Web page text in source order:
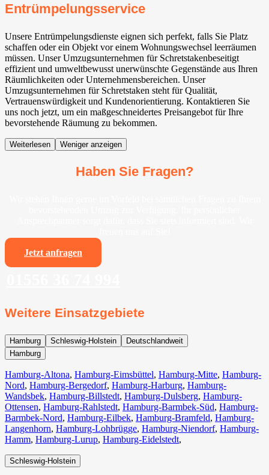
Entrümpelungsservice
Unsere Entrümpelungsdienste eignen sich perfekt, falls Sie Platz
schaffen oder ein Objekt vor einem Wohnungswechsel leerräumen
müssen. Unser Umzugsunternehmen für Schretstakenbeseitigt
effizient und umweltbewusst unerwünschte Gegenstände aus Ihren
Räumlichkeiten oder Unternehmensbereichen. Unser
Umzugsunternehmen für Schretstaken steht für Qualität,
Vertrauenswürdigkeit und Kundenorientierung. Kontaktieren Sie
uns noch jetzt, um ein maßgeschneidertes Preisangebot für Ihre
bevorstehende Räumung zu bekommen.
Weiterlesen Weniger anzeigen
Haben Sie Fragen?
Jetzt anfragen
Weitere Einsatzgebiete
Hamburg Schleswig-Holstein
Deutschlandweit
Hamburg
Hamburg-Altona, Hamburg-Eimsbüttel, Hamburg-Mitte, Hamburg-
Nord, Hamburg-Bergedorf, Hamburg-Harburg, Hamburg-
Wandsbek, Hamburg-Billstedt, Hamburg-Dulsberg, Hamburg-
Ottensen, Hamburg-Rahlstedt, Hamburg-Barmbek-Süd, Hamburg-
Barmbek-Nord, Hamburg-Eilbek, Hamburg-Bramfeld, Hamburg-
Langenhorn, Hamburg-Lohbrügge, Hamburg-Niendorf, Hamburg-
Hamm, Hamburg-Lurup, Hamburg-Eidelstedt,
Schleswig-Holstein